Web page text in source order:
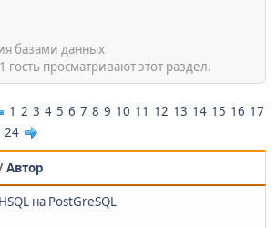
базами данных
просматривают этот раздел.
1 2 3 4 5 6 7 8 9 10 11 12 13 14 15 16 17
24
Автор
на PostGreSQL